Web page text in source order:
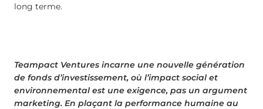
long terme.
Teampact Ventures incarne une nouvelle génération
de fonds d’investissement, où l’impact social et
environnemental est une exigence, pas un argument
marketing. En plaçant la performance humaine au